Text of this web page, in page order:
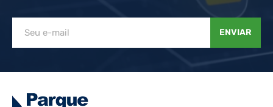
ENVIAR